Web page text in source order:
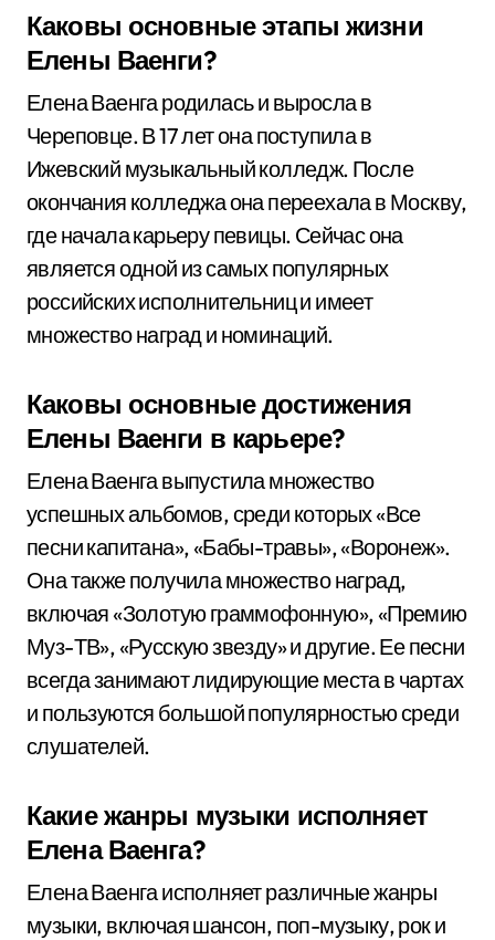
Каковы основные этапы жизни
Елены Ваенги?
Елена Ваенга родилась и выросла в
Череповце. В 17 лет она поступила в
Ижевский музыкальный колледж. После
окончания колледжа она переехала в Москву,
где начала карьеру певицы. Сейчас она
является одной из самых популярных
российских исполнительниц и имеет
множество наград и номинаций.
Каковы основные достижения
Елены Ваенги в карьере?
Елена Ваенга выпустила множество
успешных альбомов, среди которых «Все
песни капитана», «Бабы-травы», «Воронеж».
Она также получила множество наград,
включая «Золотую граммофонную», «Премию
Муз-ТВ», «Русскую звезду» и другие. Ее песни
всегда занимают лидирующие места в чартах
и пользуются большой популярностью среди
слушателей.
Какие жанры музыки исполняет
Елена Ваенга?
Елена Ваенга исполняет различные жанры
музыки, включая шансон, поп-музыку, рок и